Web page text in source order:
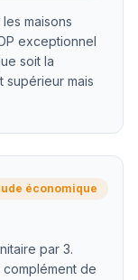
maisons
exceptionnel
soit la
supérieur mais
économique
par 3.
complément de